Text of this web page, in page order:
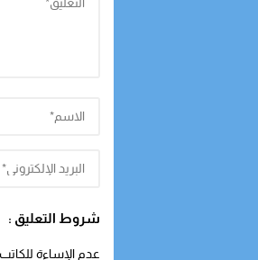
شروط التعليق :
عدم الإساءة